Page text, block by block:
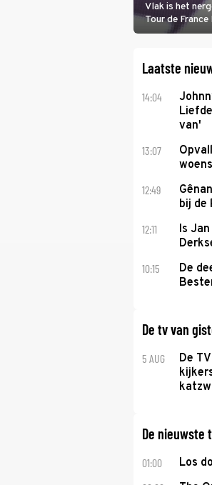
Vlak is het
Tour de
won.
Laatste
14:04
van'
13:07
12:49
bij de
12:11
Is
10:15
De
De tv van
5 AUG
De
De nieuwste
01:00 Los